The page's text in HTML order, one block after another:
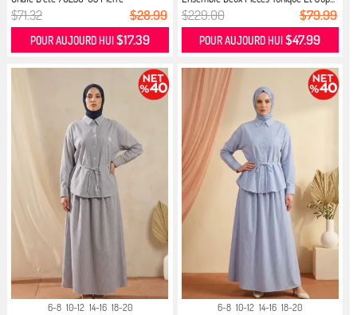
$71.32 $28.99
POUR AUJOURD HUI$17.39
$229.00 $79.99
POUR AUJOURD HUI$47.99
6-8 10-12 14-16 18-20 6-8 10-12 14-16 18-20